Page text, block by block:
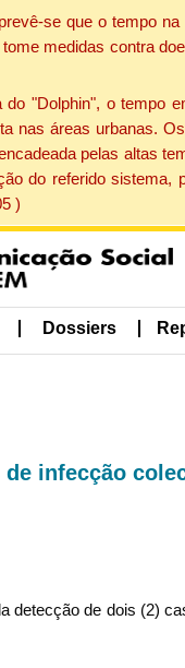
se que o tempo
medidas contra
"Dolphin", o
nas áreas urbanas.
pelas altas
do referido
)
Dossiers
infecção
detecção de dois (2)